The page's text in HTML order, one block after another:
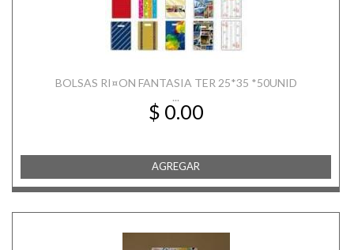
BOLSAS RI¤ON FANTASIA TER 25*35 *50UNID
...
$ 0.00
AGREGAR